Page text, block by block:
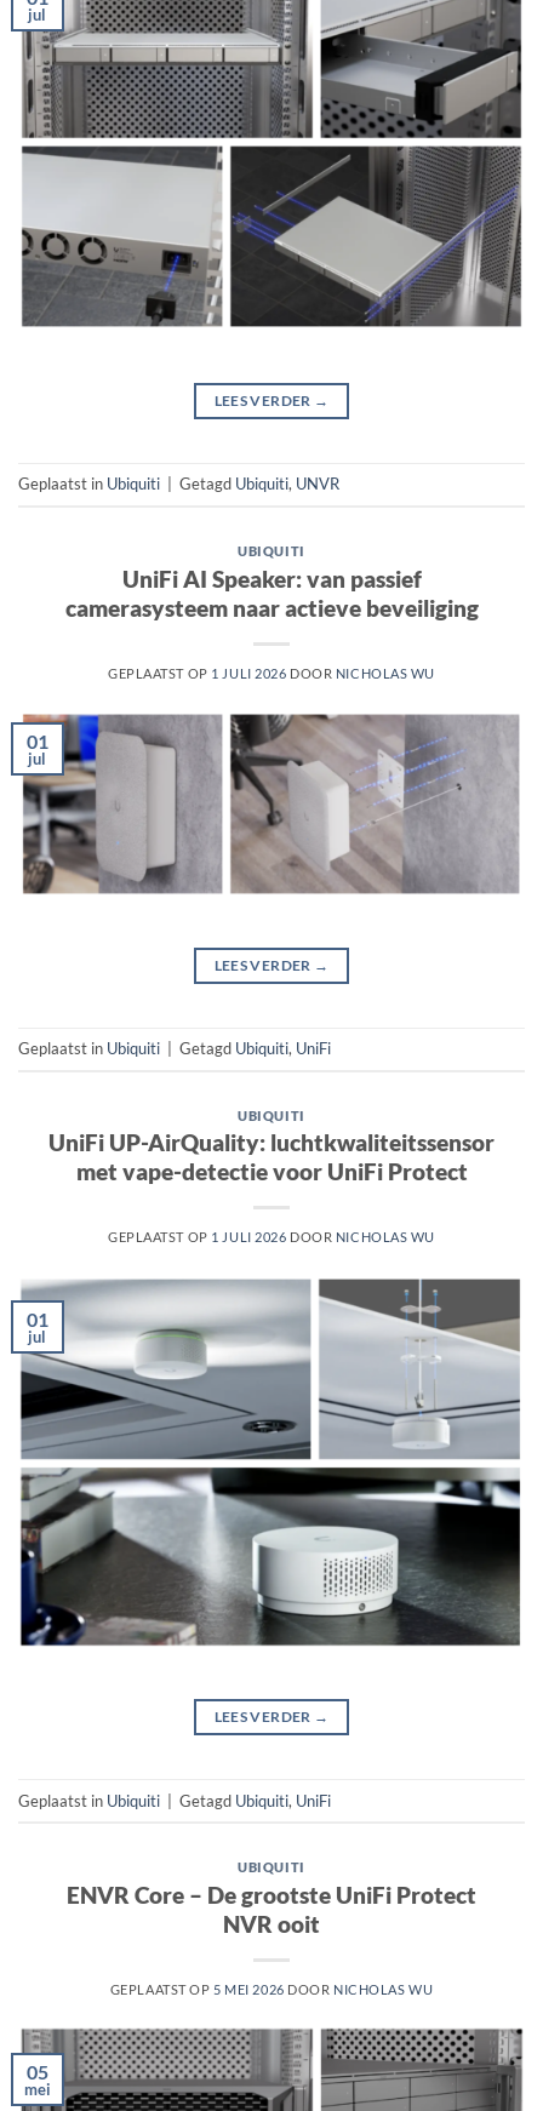
jul
LEES VERDER →
Geplaatst in Ubiquiti Getagd Ubiquiti, UNVR
UBIQUITI
UniFi AI Speaker: van passief
camerasysteem naar actieve beveiliging
GEPLAATST OP 1 JULI 2026 DOOR NICHOLAS WU
01
jul
LEES VERDER →
Geplaatst in Ubiquiti Getagd Ubiquiti, UniFi
UBIQUITI
UniFi UP-AirQuality: luchtkwaliteitssensor
met vape-detectie voor UniFi Protect
GEPLAATST OP 1 JULI 2026 DOOR NICHOLAS WU
01
jul
LEES VERDER →
Geplaatst in Ubiquiti Getagd Ubiquiti, UniFi
UBIQUITI
ENVR Core – De grootste UniFi Protect
NVR ooit
GEPLAATST OP 5 MEI 2026 DOOR NICHOLAS WU
05
mei